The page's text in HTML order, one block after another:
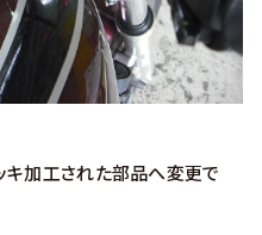
キ加工された部品へ変更で